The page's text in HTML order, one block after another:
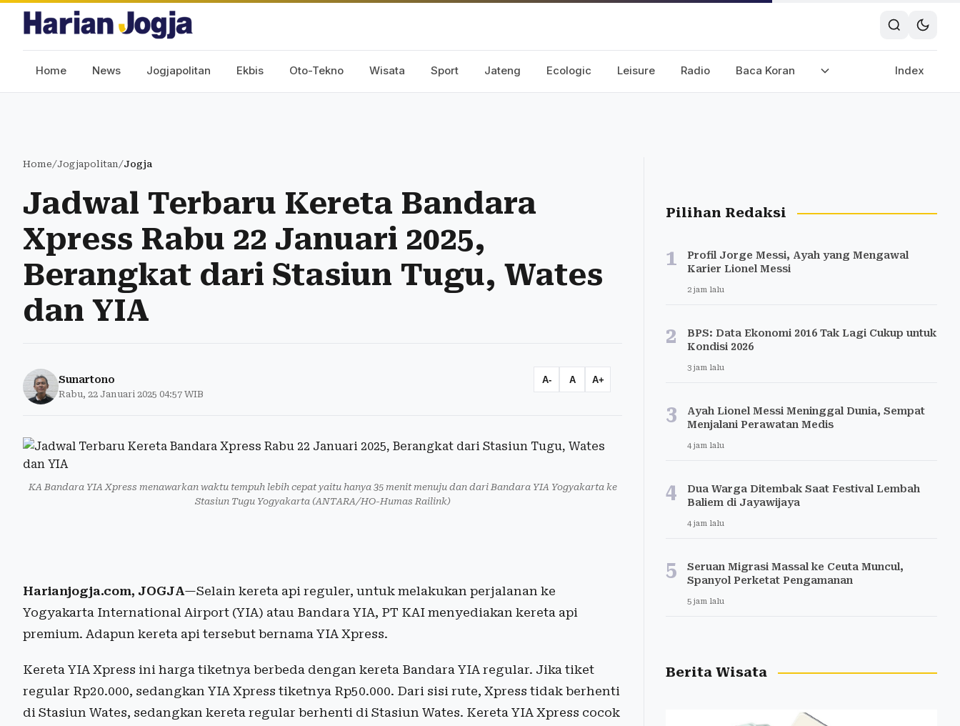
Home News Jogjapolitan Ekbis Oto-Tekno Wisata Sport Jateng Ecologic Leisure Radio Baca Koran Index
Home/Jogjapolitan/Jogja
Jadwal Terbaru Kereta Bandara
Xpress Rabu 22 Januari 2025,
Berangkat dari Stasiun Tugu, Wates
dan YIA
Sunartono
Rabu, 22 Januari 2025 04:57 WIB
A- A A+
KA Bandara YIA Xpress menawarkan waktu tempuh lebih cepat yaitu hanya 35 menit menuju dan dari Bandara YIA Yogyakarta ke
Stasiun Tugu Yogyakarta (ANTARA/HO-Humas Railink)
Harianjogja.com, JOGJA—Selain kereta api reguler, untuk melakukan perjalanan ke
Yogyakarta International Airport (YIA) atau Bandara YIA, PT KAI menyediakan kereta api
premium. Adapun kereta api tersebut bernama YIA Xpress.
Kereta YIA Xpress ini harga tiketnya berbeda dengan kereta Bandara YIA regular. Jika tiket
regular Rp20.000, sedangkan YIA Xpress tiketnya Rp50.000. Dari sisi rute, Xpress tidak berhenti
di Stasiun Wates, sedangkan kereta regular berhenti di Stasiun Wates. Kereta YIA Xpress cocok
Pilihan Redaksi
1
Profil Jorge Messi, Ayah yang Mengawal
Karier Lionel Messi
2 jam lalu
2
BPS: Data Ekonomi 2016 Tak Lagi Cukup untuk
Kondisi 2026
3 jam lalu
3
Ayah Lionel Messi Meninggal Dunia, Sempat
Menjalani Perawatan Medis
4 jam lalu
4
Dua Warga Ditembak Saat Festival Lembah
Baliem di Jayawijaya
4 jam lalu
5
Seruan Migrasi Massal ke Ceuta Muncul,
Spanyol Perketat Pengamanan
5 jam lalu
Berita Wisata